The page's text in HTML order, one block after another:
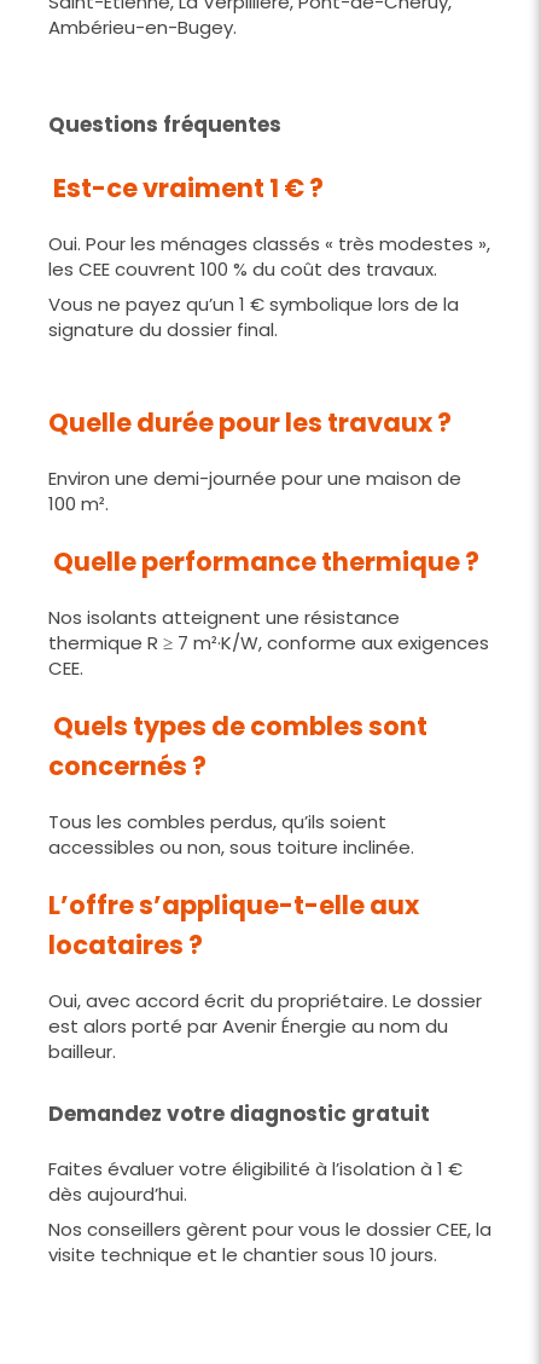
Ambérieu-en-Bugey.
Questions fréquentes
Est-ce vraiment 1 € ?
Oui. Pour les ménages classés « très modestes »,
les CEE couvrent 100 % du coût des travaux.
Vous ne payez qu’un 1 € symbolique lors de la
signature du dossier final.
Quelle durée pour les travaux ?
Environ une demi-journée pour une maison de
100 m².
Quelle performance thermique ?
Nos isolants atteignent une résistance
thermique R ≥ 7 m²·K/W, conforme aux exigences
CEE.
Quels types de combles sont
concernés ?
Tous les combles perdus, qu’ils soient
accessibles ou non, sous toiture inclinée.
L’offre s’applique-t-elle aux
locataires ?
Oui, avec accord écrit du propriétaire. Le dossier
est alors porté par Avenir Énergie au nom du
bailleur.
Demandez votre diagnostic gratuit
Faites évaluer votre éligibilité à l’isolation à 1 €
dès aujourd’hui.
Nos conseillers gèrent pour vous le dossier CEE, la
visite technique et le chantier sous 10 jours.